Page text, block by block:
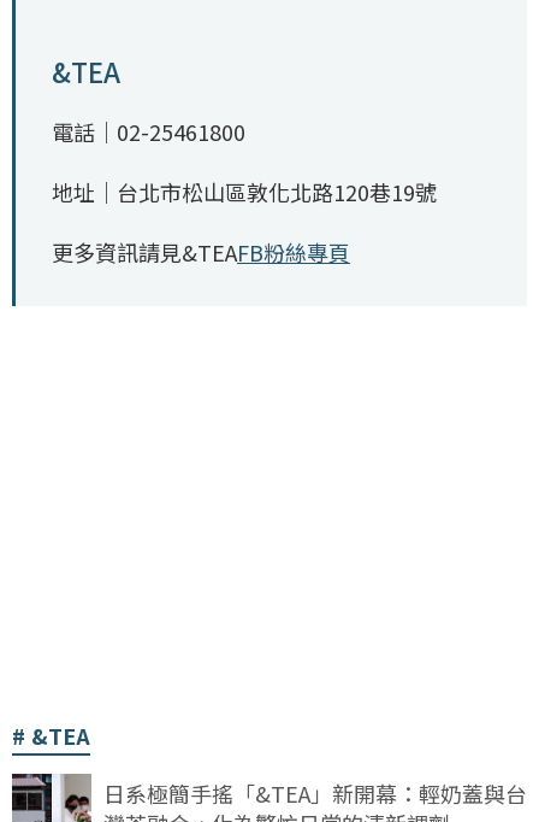
&TEA
電話｜02-25461800
地址｜台北市松山區敦化北路120巷19號
更多資訊請見&TEAFB粉絲專頁
&TEA
日系極簡手搖「&TEA」新開幕：輕奶蓋與台